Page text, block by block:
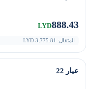
888.43
LYD
المثقال: 3,775.81
عيار 22